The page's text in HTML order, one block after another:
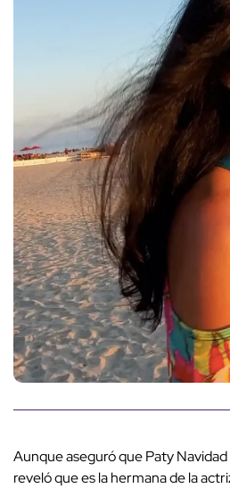
Aunque aseguró que Paty
reveló que es la hermana de la